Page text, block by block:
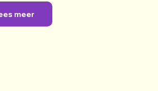
performers danst ‘Our House’
van Matt Benyayer.
meer